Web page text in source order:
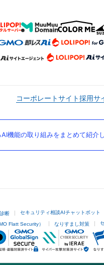
コーポレートサイト採用サ
機能の取り組みをまとめて紹介し
断 セキュリティ相談AIチャットボット
Flatt Security） なりすまし対策